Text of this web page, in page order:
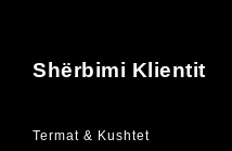
Shërbimi Klientit
Termat & Kushtet